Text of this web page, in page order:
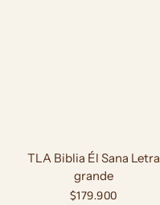
TLA Biblia Él Sana Letra
grande
Precio
$179.900